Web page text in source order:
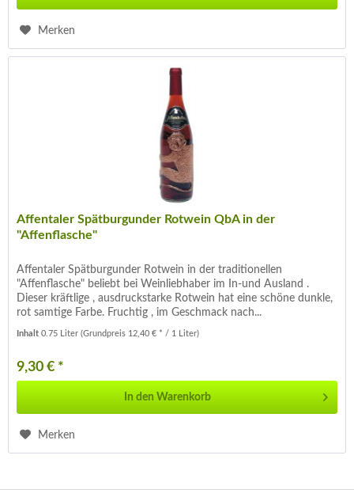
Merken
Affentaler Spätburgunder Rotwein QbA in der
"Affenflasche"
Affentaler Spätburgunder Rotwein in der traditionellen
"Affenflasche" beliebt bei Weinliebhaber im In-und Ausland .
Dieser kräftlige , ausdruckstarke Rotwein hat eine schöne dunkle,
rot samtige Farbe. Fruchtig , im Geschmack nach...
Inhalt0.75 Liter(Grundpreis 12,40 € * / 1 Liter)
9,30 € *
In den Warenkorb
Merken